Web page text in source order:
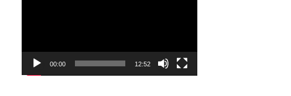
00:00 12:52